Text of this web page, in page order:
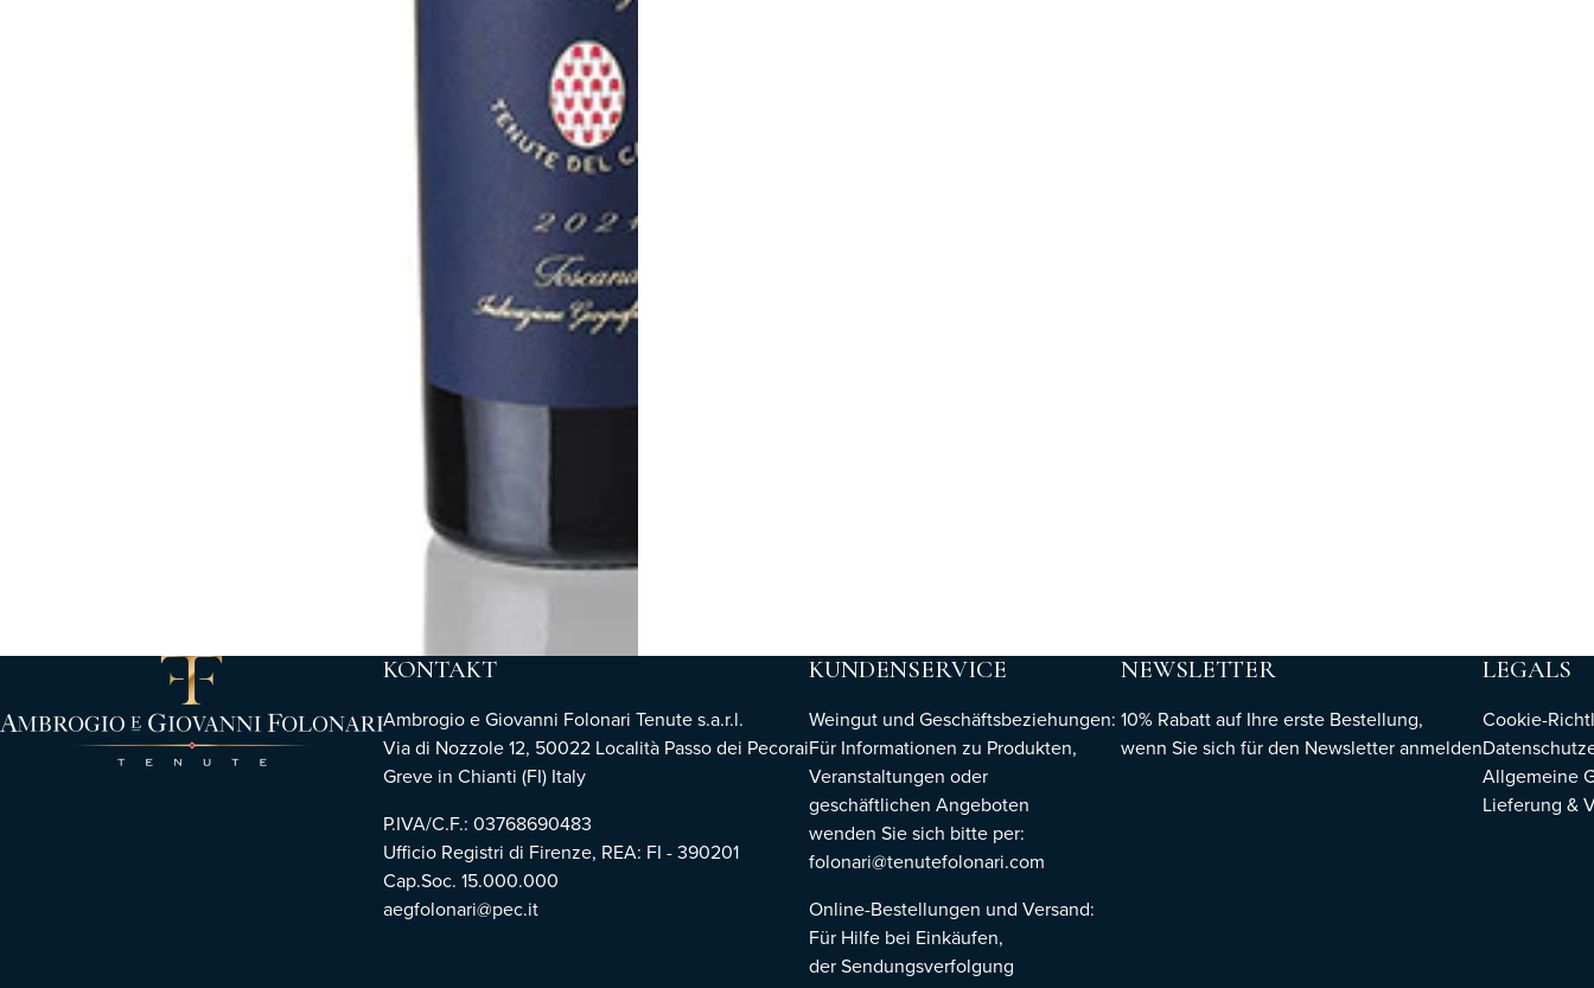
KONTAKT
Ambrogio e Giovanni Folonari Tenute s.a.r.l.
Via di Nozzole 12, 50022 Località Passo dei Pecorai
Greve in Chianti (FI) Italy
P.IVA/C.F.: 03768690483
Ufficio Registri di Firenze, REA: FI - 390201
Cap.Soc. 15.000.000
aegfolonari@pec.it
KUNDENSERVICE
Weingut und Geschäftsbeziehungen:
Für Informationen zu Produkten,
Veranstaltungen oder
geschäftlichen Angeboten
wenden Sie sich bitte per:
folonari@tenutefolonari.com
Online-Bestellungen und Versand:
Für Hilfe bei Einkäufen,
der Sendungsverfolgung
NEWSLETTER
10% Rabatt auf Ihre erste Bestellung,
wenn Sie sich für den Newsletteranmelden
LEGALS
Cookie-
Allgemeine
Lieferung &